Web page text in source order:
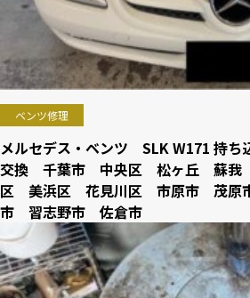
ベンツ修理
メルセデス・ベンツ SLK W171 持
交換 千葉市 中央区 松ヶ丘 蘇
区 美浜区 花見川区 市原市 茂
市 習志野市 佐倉市